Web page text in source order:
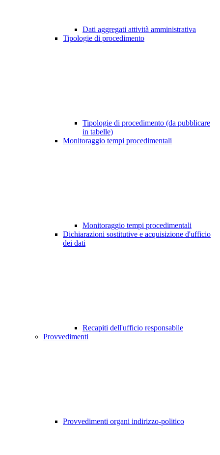
Dati aggregati attività amministrativa
Tipologie di procedimento
Tipologie di procedimento (da pubblicare
in tabelle)
Monitoraggio tempi procedimentali
Monitoraggio tempi procedimentali
Dichiarazioni sostitutive e acquisizione d'ufficio
dei dati
Recapiti dell'ufficio responsabile
Provvedimenti
Provvedimenti organi indirizzo-politico